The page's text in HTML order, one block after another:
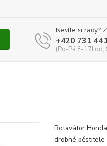
Nevíte si rady?
+420 731
(Po-Pá 8-17hod,
Rotavátor
drobné pěstitele